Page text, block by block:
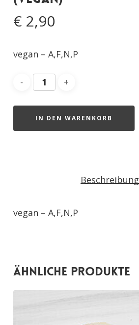
€ 2,90
vegan – A,F,N,P
IN DEN WARENKORB
Beschreibung
vegan – A,F,N,P
Ähnliche Produkte